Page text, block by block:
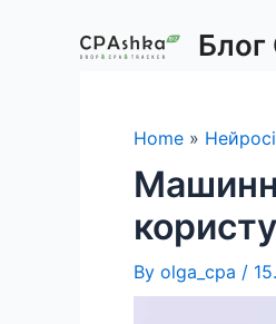
Блог
Home
By olga_cpa /